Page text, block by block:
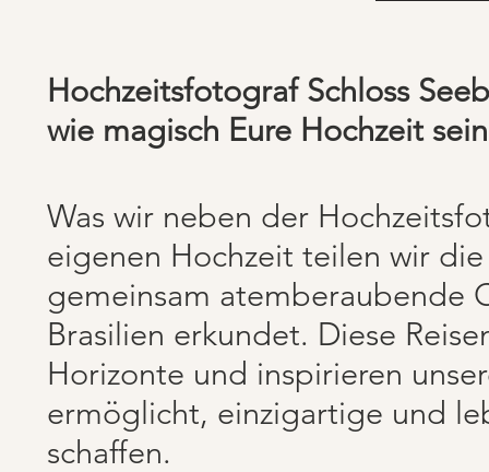
Hochzeitsfotograf Schloss
wie magisch Eure Hochzeit
Was wir neben der
eigenen Hochzeit teilen wir
gemeinsam atemberaubende
Brasilien erkundet. Diese
Horizonte und inspirieren
ermöglicht, einzigartige und
schaffen.